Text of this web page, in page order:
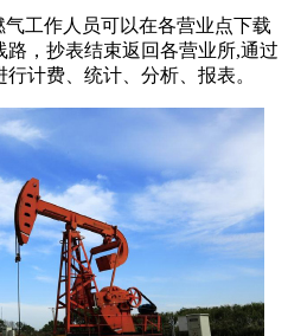
气工作人员可以在各营业点下载
路，抄表结束返回各营业所,通过
计费、统计、分析、报表。